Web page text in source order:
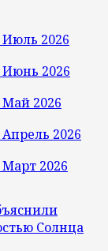
2026
2026
2026
2026
2026
Солнца